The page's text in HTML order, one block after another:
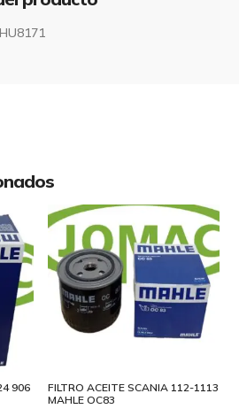
906
FILTRO ACEITE SCANIA 112-1113
MAHLE OC83